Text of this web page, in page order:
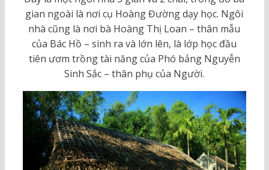
gian ngoài là nơi cụ Hoàng Đường dạy học. Ngôi
nhà cũng là nơi bà Hoàng Thị Loan – thân mẫu
của Bác Hồ – sinh ra và lớn lên, là lớp học đầu
tiên ươm trồng tài năng của Phó bảng Nguyễn
Sinh Sắc – thân phụ của Người.